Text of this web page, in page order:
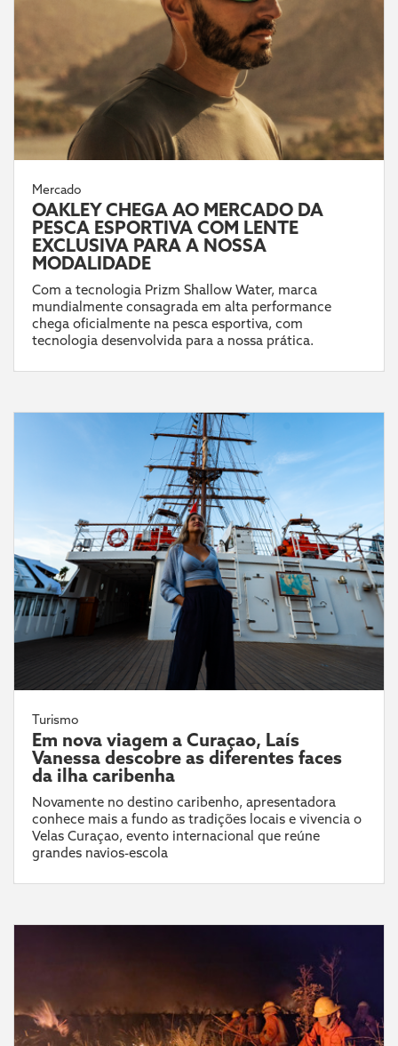
Mercado
OAKLEY CHEGA AO MERCADO DA
PESCA ESPORTIVA COM LENTE
EXCLUSIVA PARA A NOSSA
MODALIDADE
Com a tecnologia Prizm Shallow Water, marca
mundialmente consagrada em alta performance
chega oficialmente na pesca esportiva, com
tecnologia desenvolvida para a nossa prática.
Turismo
Em nova viagem a Curaçao, Laís
Vanessa descobre as diferentes faces
da ilha caribenha
Novamente no destino caribenho, apresentadora
conhece mais a fundo as tradições locais e vivencia o
Velas Curaçao, evento internacional que reúne
grandes navios-escola